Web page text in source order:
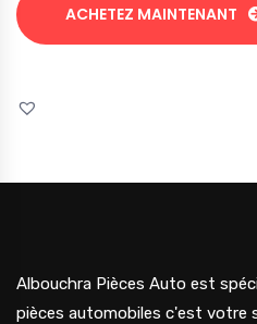
ACHETEZ MAINTENANT
Albouchra Pièces Auto est
pièces automobiles c'est votre